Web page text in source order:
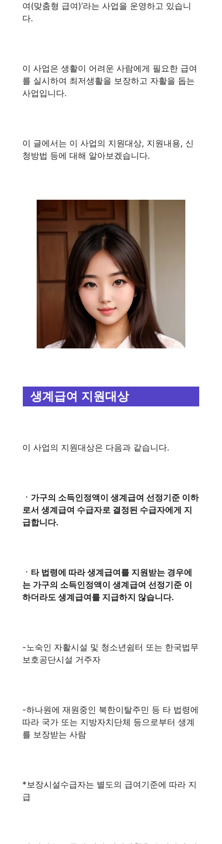
여(맞춤형 급여)’라는 사업을 운영하고 있습니
다.
이 사업은 생활이 어려운 사람에게 필요한 급여
를 실시하여 최저생활을 보장하고 자활을 돕는
사업입니다.
이 글에서는 이 사업의 지원대상, 지원내용, 신
청방법 등에 대해 알아보겠습니다.
생계급여 지원대상
이 사업의 지원대상은 다음과 같습니다.
ㆍ가구의 소득인정액이 생계급여 선정기준 이하
로서 생계급여 수급자로 결정된 수급자에게 지
급합니다.
ㆍ타 법령에 따라 생계급여를 지원받는 경우에
는 가구의 소득인정액이 생계급여 선정기준 이
하더라도 생계급여를 지급하지 않습니다.
-노숙인 자활시설 및 청소년쉼터 또는 한국법무
보호공단시설 거주자
-하나원에 재원중인 북한이탈주민 등 타 법령에
따라 국가 또는 지방자치단체 등으로부터 생계
를 보장받는 사람
*보장시설수급자는 별도의 급여기준에 따라 지
급